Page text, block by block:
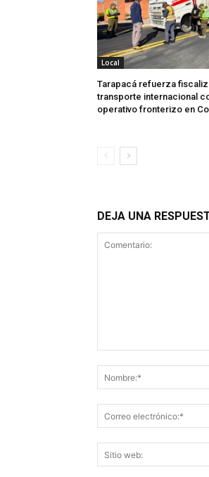
Local
Tarapacá refuerza
transporte internacional
operativo fronterizo en
DEJA UNA